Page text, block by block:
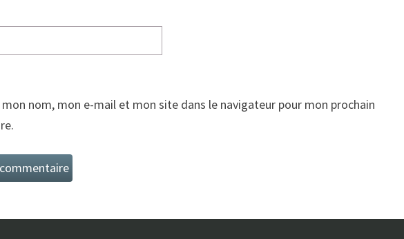
nom, mon e-mail et mon site dans le navigateur pour mon prochain